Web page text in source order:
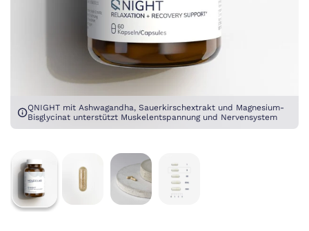
QNIGHT mit Ashwagandha, Sauerkirschextrakt und Magnesium-
Bisglycinat unterstützt Muskelentspannung und Nervensystem